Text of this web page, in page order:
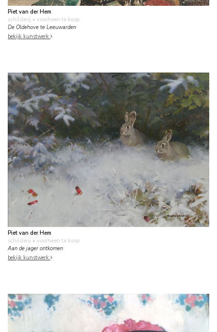
Piet van der Hem
schilderij • voorheen te koop
De Oldehove te Leeuwarden
bekijk kunstwerk
Piet van der Hem
schilderij • voorheen te koop
Aan de jager ontkomen
bekijk kunstwerk